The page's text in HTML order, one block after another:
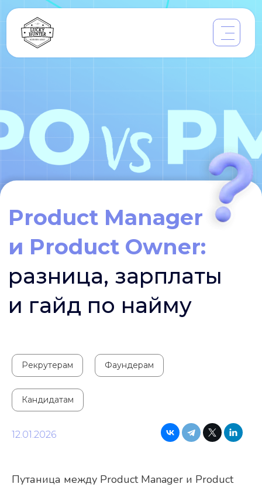
Product Manager
и Product Owner:
и гайд по найму
Рекрутерам Фаундерам
Кандидатам
12.01.2026
Путаница между Product Manager и Product